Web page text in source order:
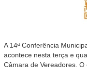
A 14ª Conferência
acontece nesta terça e
Câmara de Vereadores.